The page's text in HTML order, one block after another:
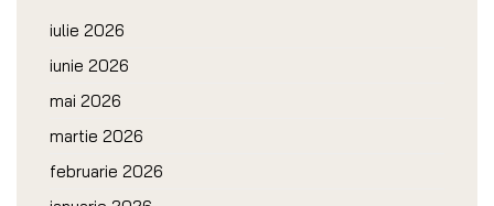
iulie 2026
iunie 2026
mai 2026
martie 2026
februarie 2026